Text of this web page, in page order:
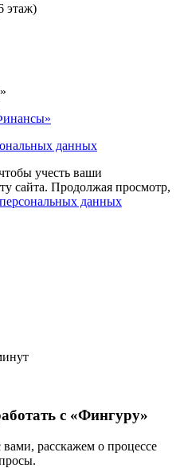
этаж)
данных
учесть ваши
сайта. Продолжая просмотр,
данных
с «Фингуру»
расскажем о процессе